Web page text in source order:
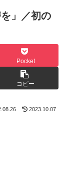
」／初の
Pocket
コピー
2023.10.07